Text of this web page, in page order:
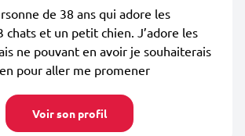
de 38 ans qui adore les
chats et un petit chien. J’adore les
ne pouvant en avoir je souhaiterais
pour aller me promener
Voir son profil